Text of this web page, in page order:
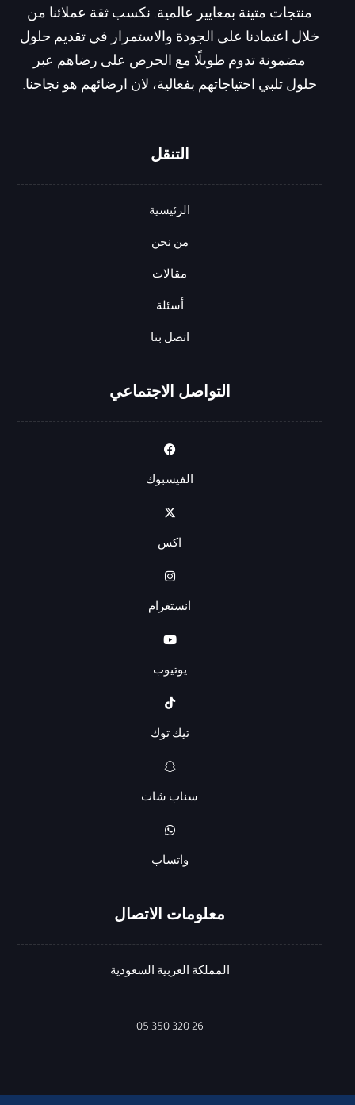
منتجات متينة بمعايير عالمية. نكسب ثقة عملائنا من
خلال اعتمادنا على الجودة والاستمرار في تقديم حلول
مضمونة تدوم طويلًا مع الحرص على رضاهم عبر
حلول تلبي احتياجاتهم بفعالية، لان ارضائهم هو نجاحنا.
التنقل
الرئيسية
من نحن
مقالات
أسئلة
اتصل بنا
التواصل الاجتماعي
الفيسبوك
اكس
انستغرام
يوتيوب
تيك توك
سناب شات
واتساب
معلومات الاتصال
المملكة العربية السعودية
26 320 350 05